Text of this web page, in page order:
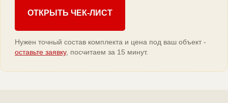
ОТКРЫТЬ ЧЕК-ЛИСТ
Нужен точный состав комплекта и цена под ваш объект -
оставьте заявку, посчитаем за 15 минут.